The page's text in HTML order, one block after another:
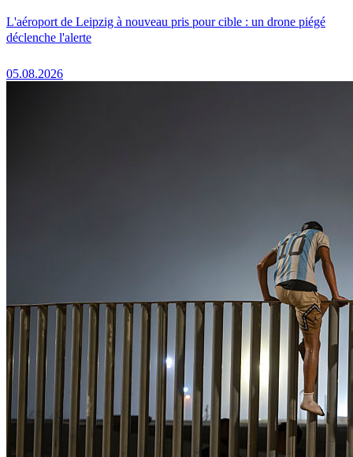
L'aéroport de Leipzig à nouveau pris pour cible : un drone piégé
déclenche l'alerte
05.08.2026